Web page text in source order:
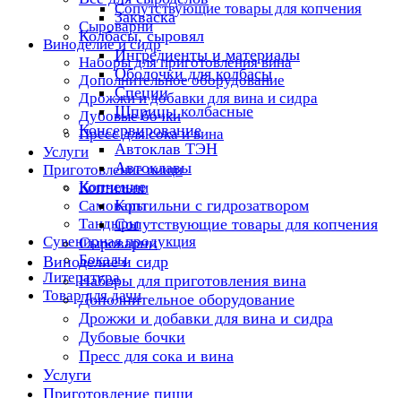
Сопутствующие товары для копчения
Сыроварни
Виноделие и сидр
Наборы для приготовления вина
Дополнительное оборудование
Дрожжи и добавки для вина и сидра
Дубовые бочки
Пресс для сока и вина
Услуги
Приготовление пищи
Коптильни
Самовары
Тандыры
Сувенирная продукция
Бокалы
Литература
Товар для дачи
Закваска
Колбасы, сыровял
Ингредиенты и материалы
Оболочки для колбасы
Специи
Шприцы колбасные
Консервирование
Автоклав ТЭН
Автоклавы
Копчение
Коптильни с гидрозатвором
Сопутствующие товары для копчения
Сыроварни
Виноделие и сидр
Наборы для приготовления вина
Дополнительное оборудование
Дрожжи и добавки для вина и сидра
Дубовые бочки
Пресс для сока и вина
Услуги
Приготовление пищи